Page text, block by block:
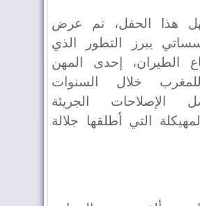
هذا الحفل، تم عرض
يبرز التطور الذي
الطيران، إحدى المهن
للمغرب خلال السنوات
الإصلاحات الجريئة
التي أطلقها جلالة